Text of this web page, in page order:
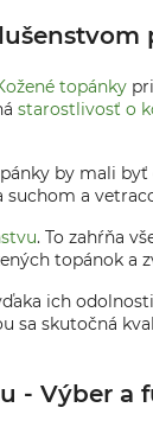
topánky
starostlivosť o
by mali
a
. To zahŕňa
topánok a
ich
skutočná
- Výber a